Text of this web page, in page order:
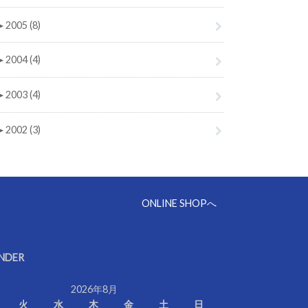
2005 (8)
2004 (4)
2003 (4)
2002 (3)
ONLINE SHOPへ
2026年8月
火 水 木 金 土 日